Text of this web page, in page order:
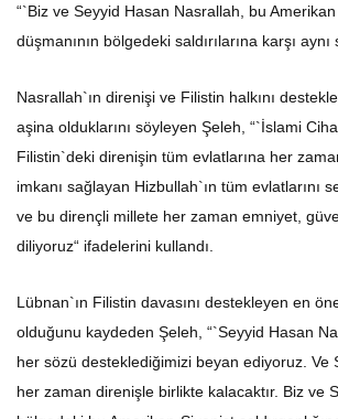
“`Biz ve Seyyid Hasan Nasrallah, bu
düşmanının bölgedeki saldırılarına karşı aynı
Nasrallah`ın direnişi ve Filistin halkını
aşina olduklarını söyleyen Şeleh, “`İslami
Filistin`deki direnişin tüm evlatlarına her
imkanı sağlayan Hizbullah`ın tüm evlatlarını
ve bu dirençli millete her zaman emniyet,
diliyoruz“ ifadelerini kullandı.
Lübnan`ın Filistin davasını destekleyen en
olduğunu kaydeden Şeleh, “`Seyyid Hasan
her sözü desteklediğimizi beyan ediyoruz. Ve
her zaman direnişle birlikte kalacaktır. Biz ve